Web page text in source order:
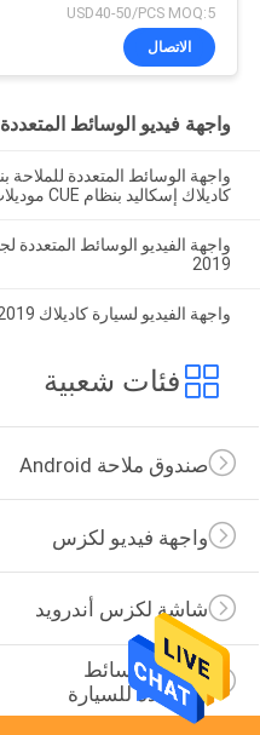
USD40-50/PCS MOQ:5
الاتصال
واجهة فيديو الوسائط المتعددة
كاديلاك إسكاليد بنظام CUE موديلات 2015-2020 مع كاربلاي
2019
واجهة الفيديو لسيارة كاديلاك XT5 2016-2019
فئات شعبية
صندوق ملاحة Android
واجهة فيديو لكزس
شاشة لكزس أندرويد
عرض الوسائط
المتعددة للسيارة